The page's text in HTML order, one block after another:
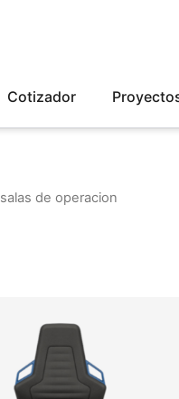
Cotizador
de operacion